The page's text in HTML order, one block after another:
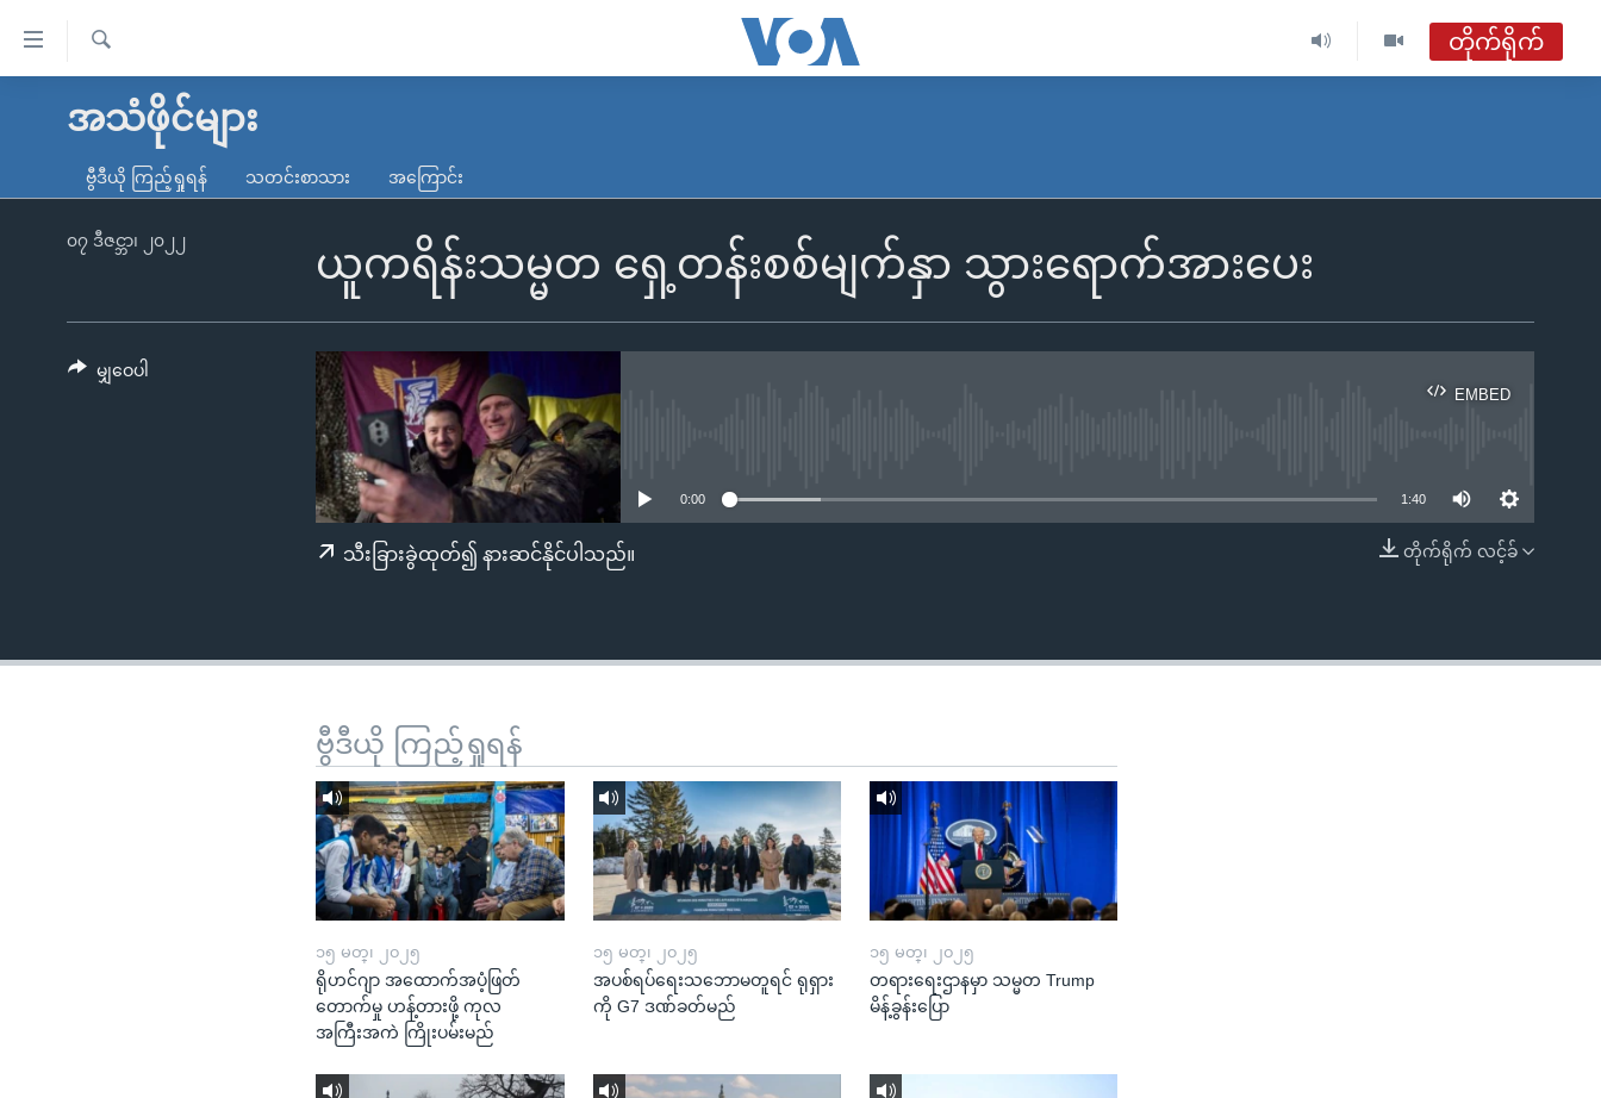
လွယ်ကူ
သည့်
ကျော်
မူလစာမျက်နှာ
ကမ္ဘာ့သတင်းများ
နိုင်ငံတကာ
တရုတ်
အစ္စရေး-ပါလက်စတိုင်း
ရပ်ဝန်းတခု လမ်းတခု အလွန်
အင်္ဂလိပ်စာလေ့လာမယ်
ရ
တိုက်ရိုက်
အစီအစဉ်များ
ရေဒီယိုတိုက်ရိုက်နားဆင်ရန်
အသံဖိုင်များ
ဗွီဒီယို ကြည့်ရှုရန် သတင်းစာသား အကြောင်း
ယူကရိန်းသမ္မတ ရှေ့တန်းစစ်မျက်နှာ သွားရောက်အားပေး
၀၇ ဒီဇင္ဘာ၊ ၂၀၂၂
EMBED
EMBED
0:00 1:40
တိုက်ရိုက် လင့်ခ်
သီးခြားခွဲထုတ်၍ နားဆင်နိုင်ပါသည်။
မျှဝေပါ
ဗွီဒီယို ကြည့်ရှုရန်
၁၅ မတ္၊ ၂၀၂၅
ရိုဟင်ဂျာ အထောက်အပံ့ဖြတ်
တောက်မှု ဟန့်တားဖို့ ကုလ
အကြီးအကဲ ကြိုးပမ်းမည်
၁၅ မတ္၊ ၂၀၂၅
အပစ်ရပ်ရေးသဘောမတူရင် ရုရှား
ကို G7 ဒဏ်ခတ်မည်
၁၅ မတ္၊ ၂၀၂၅
တရားရေးဌာနမှာ သမ္မတ Trump
မိန့်ခွန်းပြော